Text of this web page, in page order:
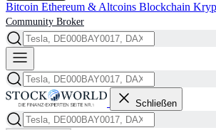
Bitcoin Ethereum & Altcoins Blockchain
Community Broker
Schließen